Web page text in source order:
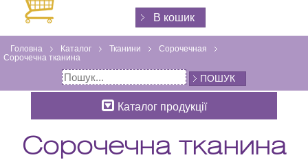
В кошик
Головна Каталог Тканини
Сорочечная
Сорочечна тканина
ПОШУК
Каталог продукції
Сорочечна тканина